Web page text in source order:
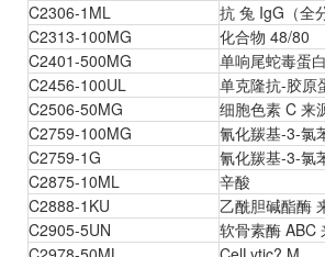
C2306-1ML
抗 兔 IgG（全
C2313-100MG
化合物 48/80
C2401-500MG
单响尾蛇毒蛋白
C2456-100UL
单克隆抗-胶原
C2506-50MG
细胞色素 C 来
C2759-100MG
氰化羰基-3-氯
C2759-1G
氰化羰基-3-氯
C2875-10ML
辛酸
C2888-1KU
乙酰胆碱酯酶
C2905-5UN
软骨素酶 ABC